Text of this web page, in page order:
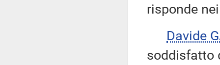
risponde
Davide
soddisfatto